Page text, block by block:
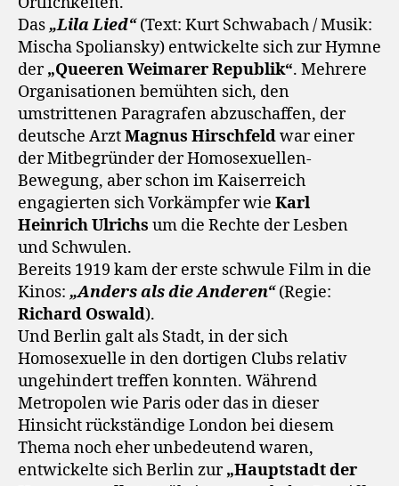
Das „Lila Lied“(Text: Kurt Schwabach / Musik:
Mischa Spoliansky) entwickelte sich zur Hymne
der„Queeren Weimarer Republik“. Mehrere
Organisationen bemühten sich, den
umstrittenen Paragrafen abzuschaffen, der
deutsche ArztMagnus Hirschfeldwar einer
der Mitbegründer der Homosexuellen-
Bewegung, aber schon im Kaiserreich
engagierten sich Vorkämpfer wie Karl
Heinrich Ulrichs um die Rechte der Lesben
und Schwulen.
Bereits 1919 kam der erste schwule Film in die
Kinos: „Anders als die Anderen“(Regie:
Richard Oswald).
Und Berlin galt als Stadt, in der sich
Homosexuelle in den dortigen Clubs relativ
ungehindert treffen konnten. Während
Metropolen wie Paris oder das in dieser
Hinsicht rückständige London bei diesem
Thema noch eher unbedeutend waren,
entwickelte sich Berlin zur„Hauptstadt der